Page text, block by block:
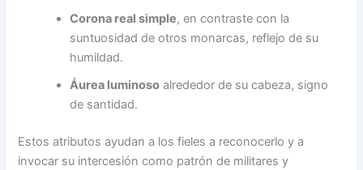
Corona real simple, en contraste con la
suntuosidad de otros monarcas, reflejo de su
humildad.
Áurea luminoso alrededor de su cabeza, signo
de santidad.
Estos atributos ayudan a los fieles a reconocerlo y a
invocar su intercesión como patrón de militares y